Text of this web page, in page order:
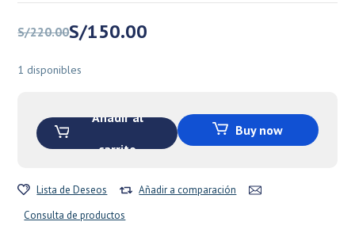
S/220.00
El
original
S/150.00
El
actual
1 disponibles
Añadir al
carrito
Buy now
Lista de Deseos
Añadir a comparación
Consulta de productos